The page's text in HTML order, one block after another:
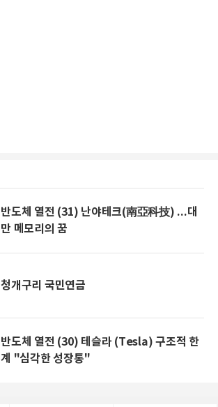
반도체 열전 (31) 난야테크(南亞科技) ...대
만 메모리의 꿈
청개구리 국민연금
반도체 열전 (30) 테슬라 (Tesla) 구조적 한
계 "심각한 성장통"